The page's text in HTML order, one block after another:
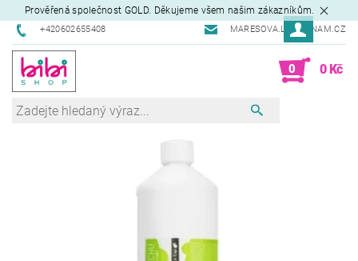
Prověřená společnost GOLD. Děkujeme všem našim zákazníkům.
+420602655408 MARESOVA.L@SEZNAM.CZ
0 0 Kč